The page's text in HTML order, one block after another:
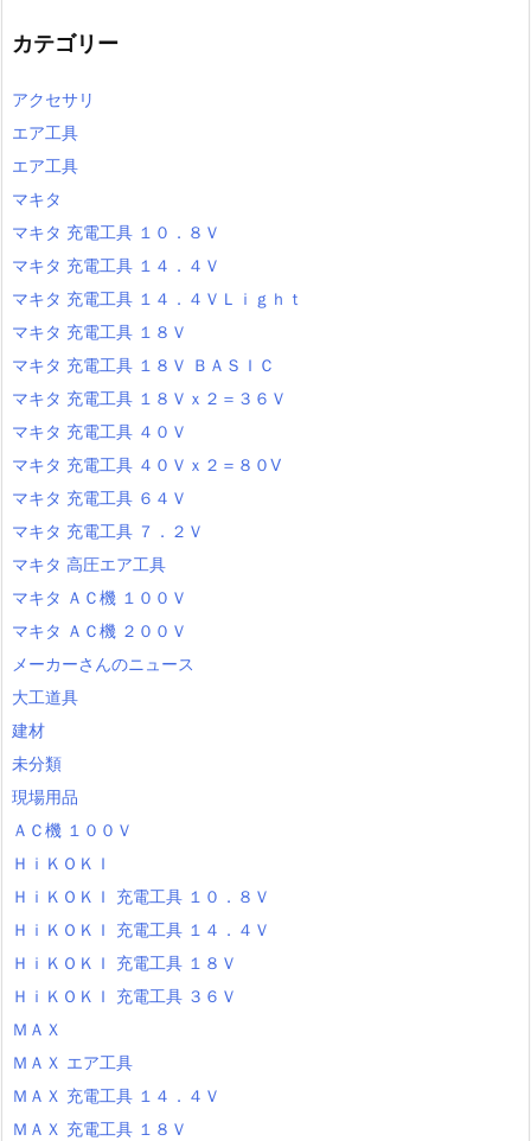
カテゴリー
アクセサリ
エア工具
エア工具
マキタ
マキタ 充電工具 １０．８Ｖ
マキタ 充電工具 １４．４Ｖ
マキタ 充電工具 １４．４ＶＬｉｇｈｔ
マキタ 充電工具 １８Ｖ
マキタ 充電工具 １８Ｖ ＢＡＳＩＣ
マキタ 充電工具 １８Ｖｘ２＝３６Ｖ
マキタ 充電工具 ４０Ｖ
マキタ 充電工具 ４０Ｖｘ２＝８０V
マキタ 充電工具 ６４Ｖ
マキタ 充電工具 ７．２Ｖ
マキタ 高圧エア工具
マキタ ＡＣ機 １００Ｖ
マキタ ＡＣ機 ２００Ｖ
メーカーさんのニュース
大工道具
建材
未分類
現場用品
ＡＣ機 １００Ｖ
ＨｉＫＯＫＩ
ＨｉＫＯＫＩ 充電工具 １０．８Ｖ
ＨｉＫＯＫＩ 充電工具 １４．４Ｖ
ＨｉＫＯＫＩ 充電工具 １８Ｖ
ＨｉＫＯＫＩ 充電工具 ３６Ｖ
ＭＡＸ
ＭＡＸ エア工具
ＭＡＸ 充電工具 １４．４Ｖ
ＭＡＸ 充電工具 １８Ｖ